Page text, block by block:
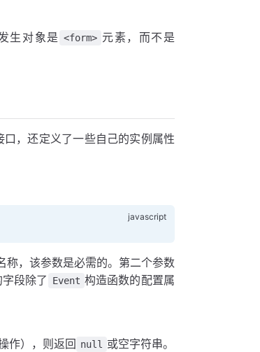
生对象是 <form> 元素，而不是
口，还定义了一些自己的实例属性
称，该参数是必需的。第二个参数
段除了
Event 构造函数的配置属
作），则返回 null 或空字符串。